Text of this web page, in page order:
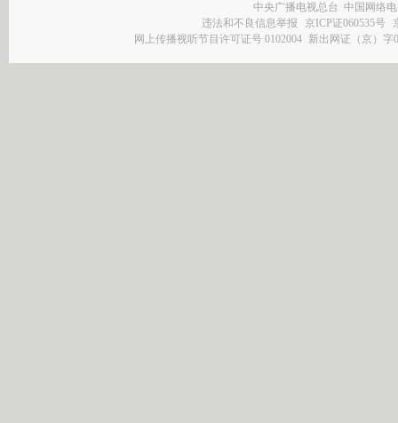
中央广播电视总台 中国网络
违法和不良信息举报
京ICP证060535号
网上传播视听节目许可证号 0102004 新出网证（京）